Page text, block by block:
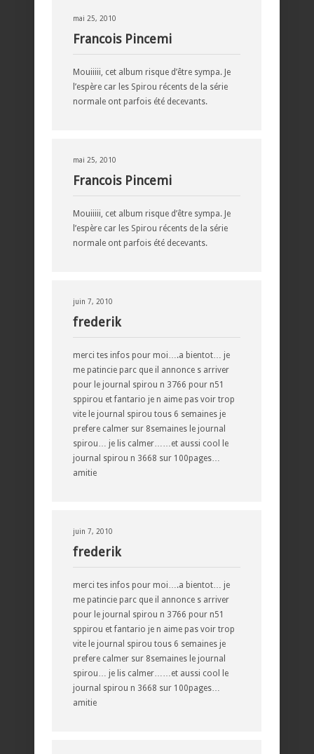
mai 25, 2010
Francois Pincemi
Mouiiiii, cet album risque d’être sympa. Je
l’espère car les Spirou récents de la série
normale ont parfois été decevants.
mai 25, 2010
Francois Pincemi
Mouiiiii, cet album risque d’être sympa. Je
l’espère car les Spirou récents de la série
normale ont parfois été decevants.
juin 7, 2010
frederik
merci tes infos pour moi….a bientot… je
me patincie parc que il annonce s arriver
pour le journal spirou n 3766 pour n51
sppirou et fantario je n aime pas voir trop
vite le journal spirou tous 6 semaines je
prefere calmer sur 8semaines le journal
spirou… je lis calmer……et aussi cool le
journal spirou n 3668 sur 100pages…
amitie
juin 7, 2010
frederik
merci tes infos pour moi….a bientot… je
me patincie parc que il annonce s arriver
pour le journal spirou n 3766 pour n51
sppirou et fantario je n aime pas voir trop
vite le journal spirou tous 6 semaines je
prefere calmer sur 8semaines le journal
spirou… je lis calmer……et aussi cool le
journal spirou n 3668 sur 100pages…
amitie